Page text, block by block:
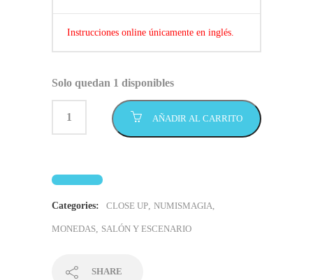
Instrucciones online únicamente en inglés.
Solo quedan 1 disponibles
AÑADIR AL CARRITO
Categories: CLOSE UP, NUMISMAGIA,
MONEDAS, SALÓN Y ESCENARIO
SHARE